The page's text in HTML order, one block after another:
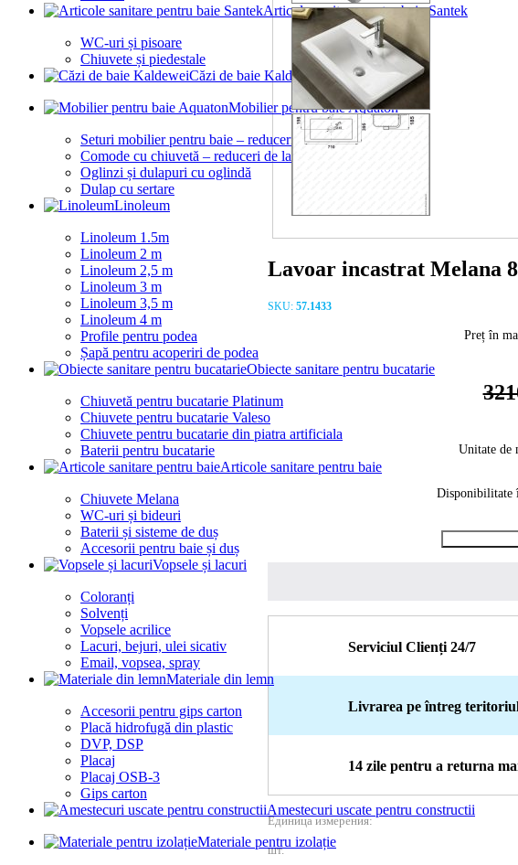
Articole sanitare pentru baie Santek
WC-uri și pisoare
Chiuvete și piedestale
Căzi de baie Kaldewei
Mobilier pentru baie Aquaton
Seturi mobilier pentru baie – reduceri de la 10%
Comode cu chiuvetă – reduceri de la 10%
Oglinzi și dulapuri cu oglindă
Dulap cu sertare
Linoleum
Linoleum 1.5m
Linoleum 2 m
Linoleum 2,5 m
Linoleum 3 m
Linoleum 3,5 m
Linoleum 4 m
Profile pentru podea
Șapă pentru acoperiri de podea
Obiecte sanitare pentru bucatarie
Chiuvetă pentru bucatarie Platinum
Chiuvete pentru bucatarie Valeso
Chiuvete pentru bucatarie din piatra artificiala
Baterii pentru bucatarie
Articole sanitare pentru baie
Chiuvete Melana
WC-uri și bideuri
Baterii și sisteme de duș
Accesorii pentru baie și duș
Vopsele și lacuri
Coloranți
Solvenți
Vopsele acrilice
Lacuri, bejuri, ulei sicativ
Email, vopsea, spray
Materiale din lemn
Accesorii pentru gips carton
Placă hidrofugă din plastic
DVP, DSP
Placaj
Placaj OSB-3
Gips carton
Amestecuri uscate pentru constructii
Materiale pentru izolație
Lavoar incastrat Melana
SKU: 57.1433
Preț în
Unitate de
Disponibilitate
Serviciul Clienți 24/7
Livrarea pe întreg
14 zile pentru a returna
Единица измерения:
шт.